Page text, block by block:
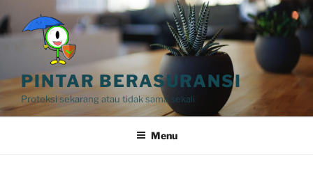
to
content
PINTAR BERASURANSI
Proteksi sekarang atau tidak sama sekali
Menu